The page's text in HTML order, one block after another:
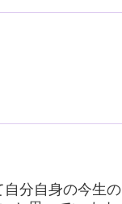
分自身の今生の